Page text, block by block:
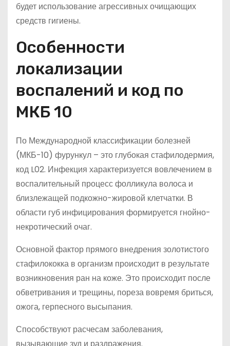
будет использование агрессивных очищающих
средств гигиены.
Особенности
локализации
воспалений и код по
МКБ 10
По Международной классификации болезней
(МКБ-10) фурункул – это глубокая стафилодермия,
код L02. Инфекция характеризуется вовлечением в
воспалительный процесс фолликула волоса и
близлежащей подкожно-жировой клетчатки. В
области губ инфицирования формируется гнойно-
некротический очаг.
Основной фактор прямого внедрения золотистого
стафилококка в организм происходит в результате
возникновения ран на коже. Это происходит после
обветривания и трещины, пореза вовремя бриться,
ожога, герпесного высыпания.
Способствуют расчесам заболевания,